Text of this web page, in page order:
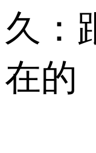
久：
在的